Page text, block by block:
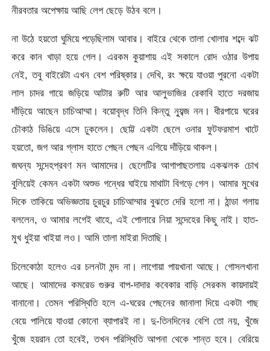
নীরবতার অপেক্ষায় আছি লেপ ছেড়ে উঠব বলে।
না উঠে হয়তো ঘুমিয়ে পড়েছিলাম আবার। বাইরে থেকে তালা খোলার শব্দে ঝট
করে কান খাড়া হয়ে গেল। এরকম কুয়াশায় এই সকালে রোদ ওঠার উপায়
নেই, তবু বাইরেটা এখন বেশ পরিষ্কার। দেখি, রং ক্ষয়ে যাওয়া পুরনো একটা
লাল চাদর গায়ে জড়িয়ে আটার রুটি আর আলুভাজির রেকাবি হাতে দরজায়
দাঁড়িয়ে আছেন চাচিআম্মা। বয়োবৃদ্ধ তিনি কিন্তু ন্যুব্জ নন। ধীরপায়ে ঘরের
চৌকাঠ ডিঙিয়ে এসে ঢুকলেন। ছোট্ট একটা ছেলে ওনার ফুটফরমাশ খাটে
হয়তো, জগ আর গ্লাস হাতে পেছন পেছন এগিয়ে দাঁড়িয়ে থাকল।
জঘন্য সন্দেহপ্রবণ মন আমাদের। ছেলেটির আগাপাছতলায় একঝলক চোখ
বুলিয়েই কেমন একটা অশুভ গন্ধের ঘাইয়ে মাথাটা বিগড়ে গেল। আমার মুখের
দিকে তাকিয়ে অভিজ্ঞতায় চুরচুর চাচিআম্মার বুঝতে দেরি হলো না। ঠান্ডা গলায়
বললেন, ও আমার লগেই থাহে, এই পোলারে নিয়া সন্দেহের কিছু নাই। হাত-
মুখ ধুইয়া খাইয়া লও। আমি তালা মাইরা দিতাছি।
চিলেকোঠা হলেও এর চলনটা মন্দ না। লাগোয়া পায়খানা আছে। গোসলখানা
আছে। আমাদের কমরেড গুরুর বাপ-দাদার কবেকার বাড়ি সেরকম কায়দায়ই
বানানো। তেমন পরিস্থিতি হলে এ-ঘরের পেছনের জানালা দিয়ে একটা গাছ
বেয়ে পালিয়ে যাওয়া কোনো ব্যাপারই না। দু-তিনদিনের বেশি তো নয়, খুঁজে
খুঁজে হয়রান তো হবেই, তখন পরিস্থিতি আপনা থেকে শান্ত হবে। বেরিয়ে